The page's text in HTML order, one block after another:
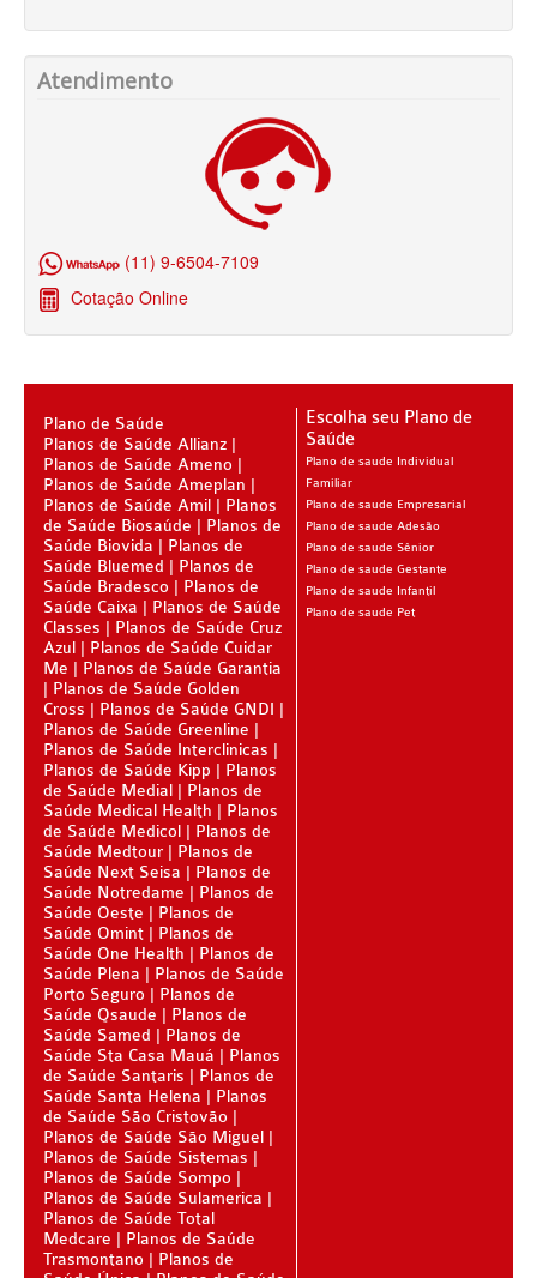
GNDI PLANO DE SAÚDE INFANTIL
KIPP PLANO DE SAÚDE INFANTIL
MEDICAL HEALTH PLANO DE SAÚDE INFANTIL
MED TOUR PLANO DE SAÚDE INFANTIL
PLENA PLANO DE SAÚDE INFANTIL
QSAUDE PLANO DE SAÚDE INFANTIL
SANTA HELENA PLANO DE SAÚDE INFANTIL
STA CASA MAUÁ PLANO DE SAÚDE INFANTIL
TOTAL MEDCARE PLANO DE SAÚDE INFANTIL
TRASMONTANO PLANO DE SAÚDE INFANTIL
ÚNICA PLANO DE SAÚDE INFANTIL
UNIHOSP PLANO DE SAÚDE INFANTIL
PLANO DE SAÚDE SÊNIOR
AMEPLAN PLANO DE SAÚDE SÊNIOR
BIO SAÚDE PLANO DE SAÚDE SÊNIOR
BIOVIDA PLANO DE SAÚDE SÊNIOR
BLUE MED PLANO DE SAÚDE SÊNIOR
CUIDAR ME PLANO DE SAÚDE SÊNIOR
GNDI PLANO DE SAÚDE SÊNIOR
GARANTIA GS PLANO DE SAÚDE SÊNIOR
GREENLINE PLANO DE SAÚDE SÊNIOR
KIPP PLANO DE SAÚDE SÊNIOR
MEDSENIORPLANO DE SAÚDE SÊNIOR
QSAÚDE PLANO DE SAÚDE SÊNIOR
SANTA HELENA PLANO DE SAÚDE SÊNIOR
SÃO CRISTOVÃO PLANO DE SAÚDE SÊNIOR
Atendimento
(11) 9-6504-7109
Cotação Online
Plano de Saúde
Planos de Saúde Allianz
Planos de Saúde Ameno
Planos de Saúde Ameplan
Planos de Saúde Amil
Planos
de Saúde Biosaúde
Planos de
Saúde Biovida
Planos de
Saúde Bluemed
Planos de
Saúde Bradesco
Planos de
Saúde Caixa
Planos de Saúde
Classes
Planos de Saúde Cruz
Azul
Planos de Saúde Cuidar
Me
Planos de Saúde Garantia
Planos de Saúde Golden
Cross
Planos de Saúde GNDI
Planos de Saúde Greenline
Planos de Saúde Interclinicas
Planos de Saúde Kipp
Planos
de Saúde Medial
Planos de
Saúde Medical Health
Planos
de Saúde Medicol
Planos de
Saúde Medtour
Planos de
Saúde Next Seisa
Planos de
Saúde Notredame
Planos de
Saúde Oeste
Planos de
Saúde Omint
Planos de
Saúde One Health
Planos de
Saúde Plena
Planos de Saúde
Porto Seguro
Planos de
Saúde Qsaude
Planos de
Saúde Samed
Planos de
Saúde Sta Casa Mauá
Planos
de Saúde Santaris
Planos de
Saúde Santa Helena
Planos
de Saúde São Cristovão
Planos de Saúde São Miguel
Planos de Saúde Sistemas
Planos de Saúde Sompo
Planos de Saúde Sulamerica
Planos de Saúde Total
Medcare
Planos de Saúde
Trasmontano
Planos de
Escolha seu Plano de
Saúde
Plano de saude Individual
Familiar
Plano de saude Empresarial
Plano de saude Adesão
Plano de saude Sênior
Plano de saude Gestante
Plano de saude Infantil
Plano de saude Pet